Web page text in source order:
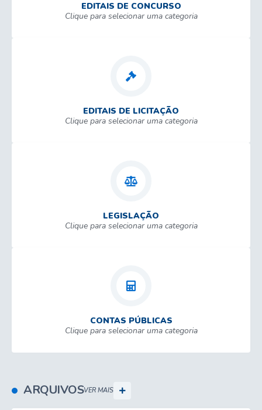
EDITAIS DE CONCURSO
Clique para selecionar uma categoria
EDITAIS DE LICITAÇÃO
Clique para selecionar uma categoria
LEGISLAÇÃO
Clique para selecionar uma categoria
CONTAS PÚBLICAS
Clique para selecionar uma categoria
ARQUIVOSVER MAIS